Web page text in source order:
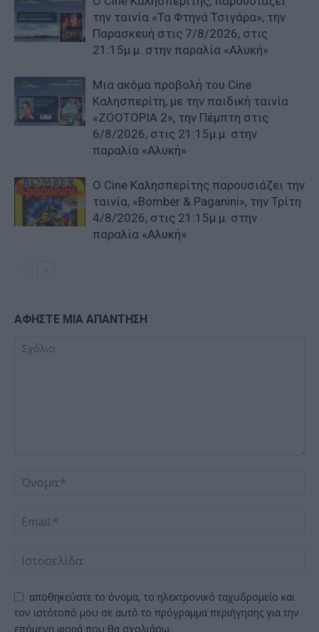
την ταινία «Τα Φτηνά Τσιγάρα», την
Παρασκευή στις 7/8/2026, στις
21:15μ.μ. στην παραλία «Αλυκή»
Μια ακόμα προβολή του Cine
Καλησπερίτη, με την παιδική ταινία
«ZOOTOPIA 2», την Πέμπτη στις
6/8/2026, στις 21:15μ.μ. στην
παραλία «Αλυκή»
Ο Cine Καλησπερίτης παρουσιάζει την
ταινία, «Bomber & Paganini», την Τρίτη
4/8/2026, στις 21:15μ.μ. στην
παραλία «Αλυκή»
ΑΦΗΣΤΕ ΜΙΑ ΑΠΑΝΤΗΣΗ
αποθηκεύστε το όνομα, το ηλεκτρονικό ταχυδρομείο και
τον ιστότοπό μου σε αυτό το πρόγραμμα περιήγησης για την
επόμενη φορά που θα σχολιάσω.